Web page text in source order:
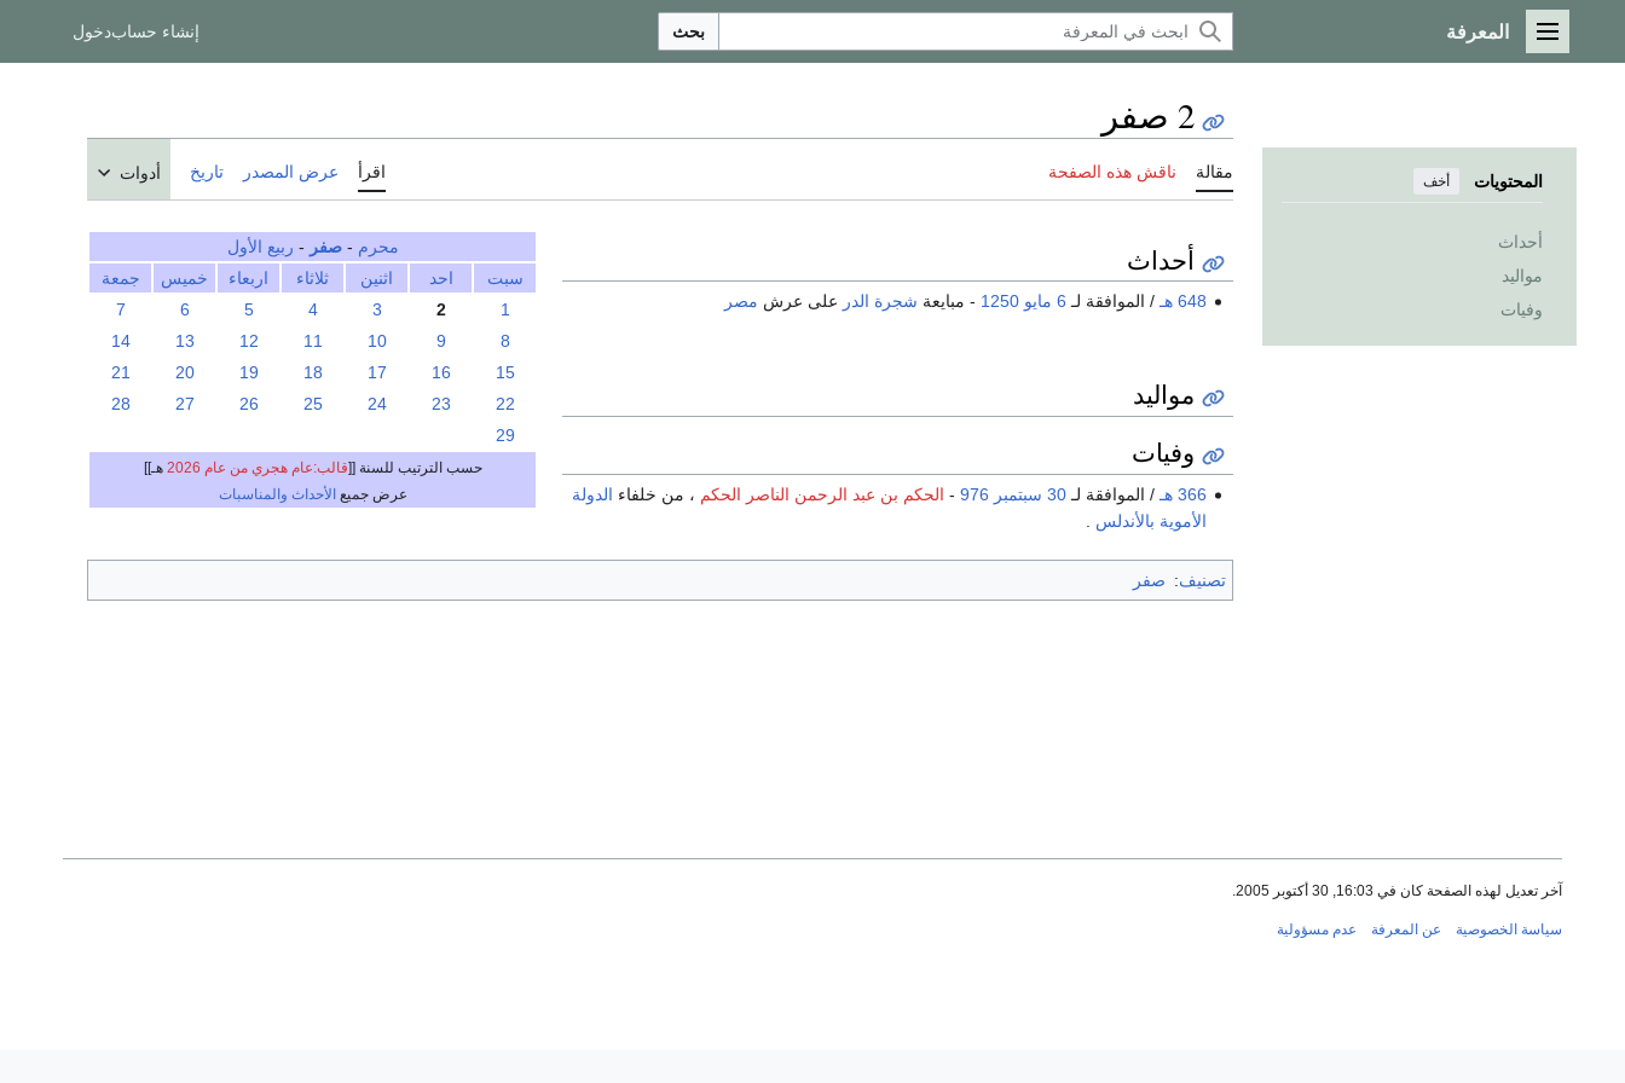
القائمة الرئيسية
المعرفة بحث إنشاء حسابدخول
المحتويات أخف
أحداث
مواليد
وفيات
2 صفر
مقالة ناقش هذه الصفحة اقرأ عرض المصدر تاريخ أدوات
محرم -صفر - ربيع الأول
سبت
احد اثنين ثلاثاء اربعاء خميس
جمعة
1
2
3
4
5
6
7
8
9
10
11
12
13
14
15
16
17
18
19
20
21
22
23
24
25
26
27
28
29
حسب الترتيب للسنة [[قالب:عام هجري من عام 2026
هـ]]
عرض جميعالأحداث والمناسبات
أحداث
648 هـ / الموافقة لـ 6 مايو 1250 - مبايعة شجرة الدر على عرش مصر
مواليد
وفيات
366 هـ / الموافقة لـ30 سبتمبر 976
- الحكم بن عبد الرحمن الناصر الحكم ، من خلفاء الدولة
الأموية بالأندلس .
تصنيف: صفر
آخر تعديل لهذه الصفحة كان في 16:03, 30 أكتوبر 2005.
سياسة الخصوصية عن المعرفة عدم مسؤولية